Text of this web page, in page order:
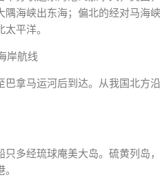
隅海峡出东海；偏北的经对马海
平洋。
岸航线
巴拿马运河后到达。从我国北方
只多经琉球庵美大岛。硫黄列岛